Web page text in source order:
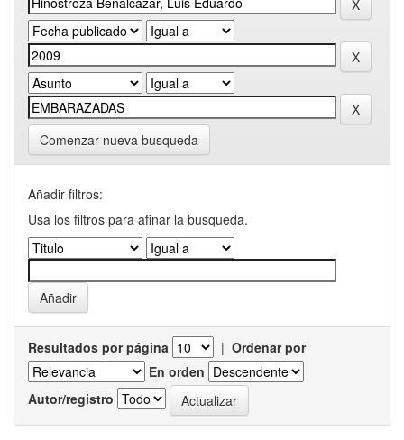
Comenzar nueva busqueda
Añadir filtros:
Usa los filtros para afinar la busqueda.
Resultados por página | Ordenar por
En orden
Autor/registro